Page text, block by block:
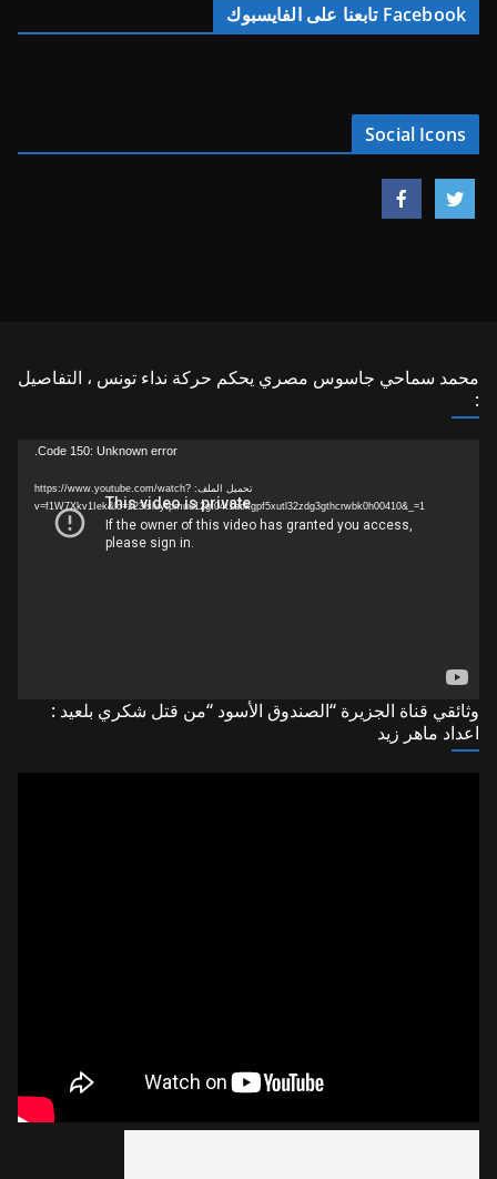
Facebook تابعنا على الفايسبوك
Social Icons
محمد سماحي جاسوس مصري يحكم حركة نداء تونس ، التفاصيل
:
Code 150: Unknown error.
تحميل الملف: https://www.youtube.com/watch?
v=f1W7Xkv1Iek&lc=z23lsluytpmuu12gt04t1aokgpf5xutl32zdg3gthcrwbk0h00410&_=1
وثائقي قناة الجزيرة “الصندوق الأسود “من قتل شكري بلعيد :
اعداد ماهر زيد